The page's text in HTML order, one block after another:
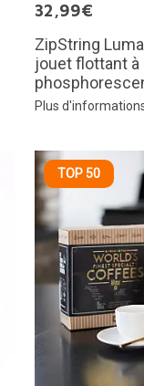
32,99€
ZipString
jouet flottant à
Plus
TOP 50